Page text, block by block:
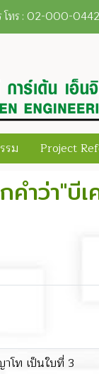
โทร : 02-000-
รม Project
ำว่า"บีเ
โท เป็นใบที่ 3